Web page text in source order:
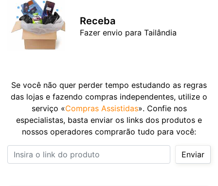
Receba
Fazer envio para Tailândia
Se você não quer perder tempo estudando as regras
das lojas e fazendo compras independentes, utilize o
serviço «Compras Assistidas». Confie nos
especialistas, basta enviar os links dos produtos e
nossos operadores comprarão tudo para você:
Insira o link do produto
Enviar